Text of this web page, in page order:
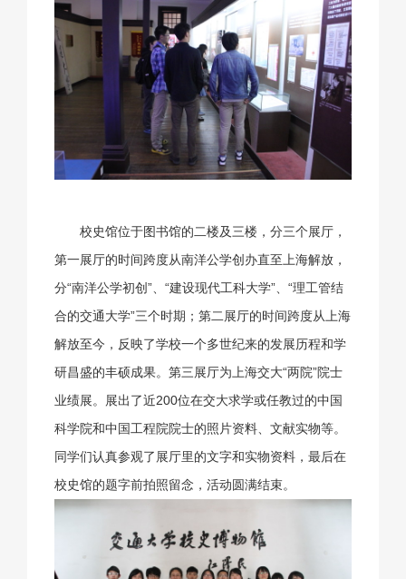
校史馆位于图书馆的二楼及三楼，分三个展厅，
第一展厅的时间跨度从南洋公学创办直至上海解放，
分“南洋公学初创”、“建设现代工科大学”、“理工管结
合的交通大学”三个时期；第二展厅的时间跨度从上海
解放至今，反映了学校一个多世纪来的发展历程和学
研昌盛的丰硕成果。第三展厅为上海交大“两院”院士
业绩展。展出了近200位在交大求学或任教过的中国
科学院和中国工程院院士的照片资料、文献实物等。
同学们认真参观了展厅里的文字和实物资料，最后在
校史馆的题字前拍照留念，活动圆满结束。